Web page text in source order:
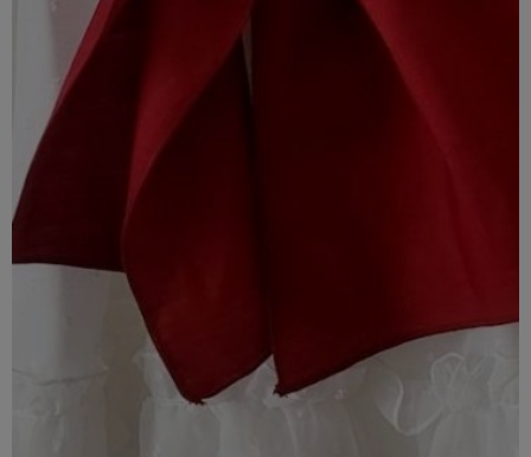
Servicios que nos gustaría
Aunque sabemos que prefieres las galletas de chocolate,
nuestras cookies son una importante contribución a tu
experiencia de compra. Nos ayudan a enseñarte jugosas